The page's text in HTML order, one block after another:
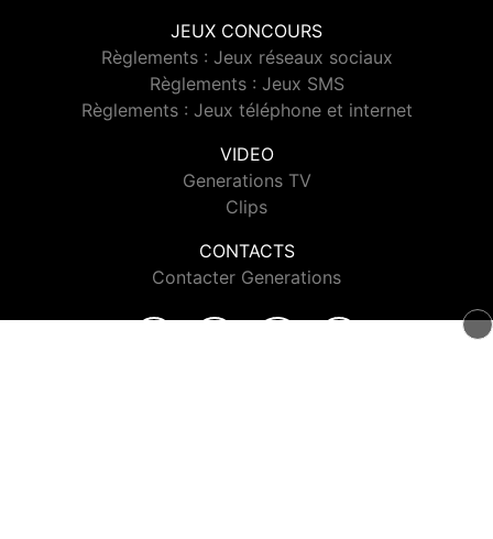
JEUX CONCOURS
Règlements : Jeux réseaux sociaux
Règlements : Jeux SMS
Règlements : Jeux téléphone et internet
VIDEO
Generations TV
Clips
CONTACTS
Contacter Generations